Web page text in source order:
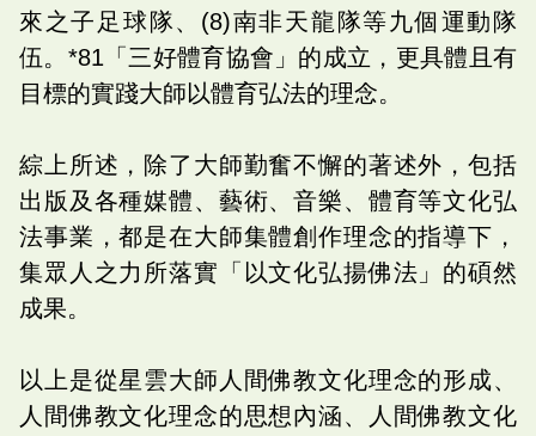
來之子足球隊、(8)南非天龍隊等九個運動隊
伍。*81「三好體育協會」的成立，更具體且有
目標的實踐大師以體育弘法的理念。
綜上所述，除了大師勤奮不懈的著述外，包括
出版及各種媒體、藝術、音樂、體育等文化弘
法事業，都是在大師集體創作理念的指導下，
集眾人之力所落實「以文化弘揚佛法」的碩然
成果。
以上是從星雲大師人間佛教文化理念的形成、
人間佛教文化理念的思想內涵、人間佛教文化